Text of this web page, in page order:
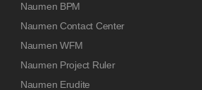
Naumen BPM
Naumen Contact Center
Naumen WFM
Naumen Project Ruler
Naumen Erudite